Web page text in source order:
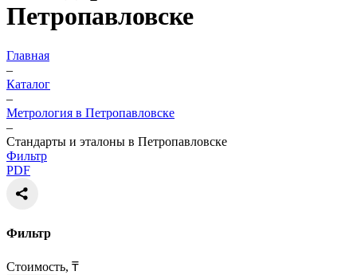
Петропавловске
Главная
–
Каталог
–
Метрология в Петропавловске
–
Стандарты и эталоны в Петропавловске
Фильтр
PDF
Фильтр
Стоимость, ₸